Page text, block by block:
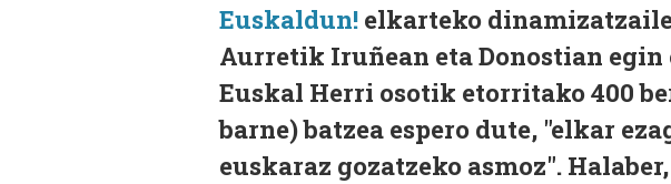
Euskaldun! elkarteko
Aurretik Iruñean eta Donostian
Euskal Herri osotik etorritako 400
barne) batzea espero dute, "elkar
euskaraz gozatzeko asmoz". Halaber,